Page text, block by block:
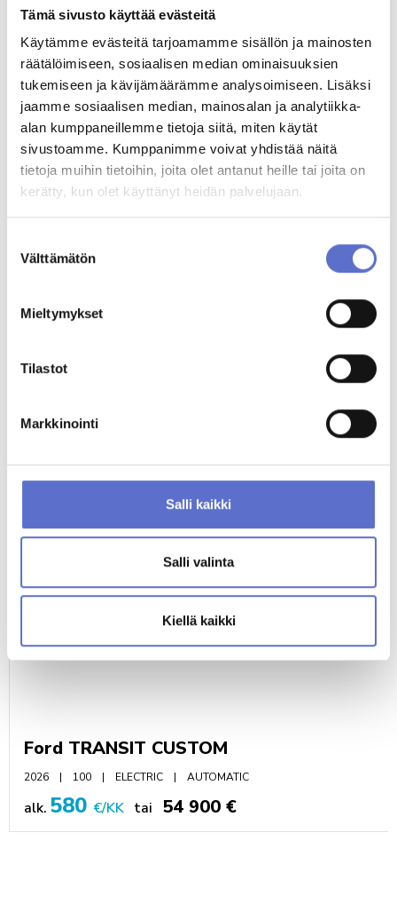
Tämä sivusto käyttää evästeitä
Käytämme evästeitä tarjoamamme sisällön ja mainosten
räätälöimiseen, sosiaalisen median ominaisuuksien
tukemiseen ja kävijämäärämme analysoimiseen. Lisäksi
jaamme sosiaalisen median, mainosalan ja analytiikka-
alan kumppaneillemme tietoja siitä, miten käytät
sivustoamme. Kumppanimme voivat yhdistää näitä
tietoja muihin tietoihin, joita olet antanut heille tai joita on
kerätty, kun olet käyttänyt heidän palvelujaan.
valinta
Välttämätön
Mieltymykset
Tilastot
Markkinointi
Salli kaikki
Salli valinta
Kiellä kaikki
MUUT KATSOIVAT MYÖS
BYD SEAL 6 DM-I
alk.474
Ford TRANSIT CUSTOM
2026 100 ELECTRIC AUTOMATIC
alk. 580 €/KK tai 54 900 €